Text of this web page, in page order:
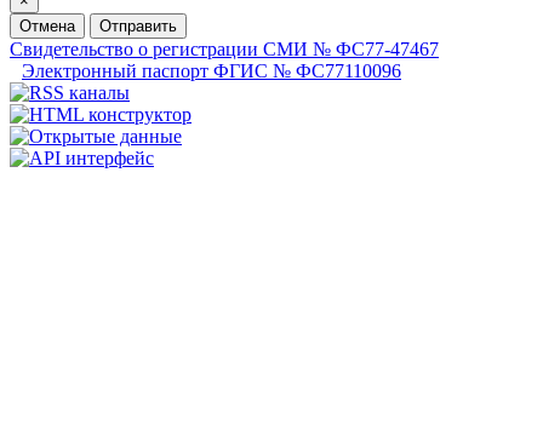
Отмена
Отправить
Свидетельство о регистрации СМИ № ФС77-47467
Электронный паспорт ФГИС № ФС77110096